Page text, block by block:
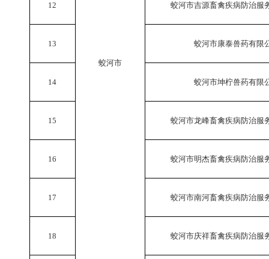
蛟河市
12 蛟河市吉源畜禽疾病防治服
13 蛟河市康泰兽药有限
14 蛟河市坤柠兽药有限
15 蛟河市龙峰畜禽疾病防治服
16 蛟河市明杰畜禽疾病防治服
17 蛟河市南河畜禽疾病防治服
18 蛟河市庆祥畜禽疾病防治服